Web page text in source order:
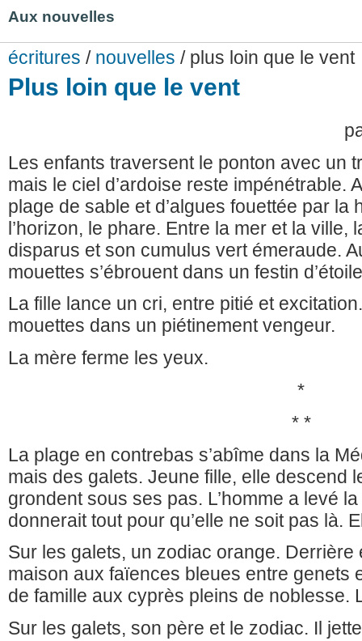
Aux nouvelles
écritures / nouvelles / plus loin que le vent
Plus loin que le vent
Les enfants traversent le ponton avec un
mais le ciel d’ardoise reste impénétrable.
plage de sable et d’algues fouettée par la
l’horizon, le phare. Entre la mer et la ville,
disparus et son cumulus vert émeraude.
mouettes s’ébrouent dans un festin
La fille lance un cri, entre pitié et
mouettes dans un piétinement vengeur.
La mère ferme les yeux.
*
* *
La plage en contrebas s’abîme dans la
mais des galets. Jeune fille, elle descend
grondent sous ses pas. L’homme a levé
donnerait tout pour qu’elle ne soit pas là.
Sur les galets, un zodiac orange. Derrière
maison aux faïences bleues entre genets
de famille aux cyprès pleins de noblesse.
Sur les galets, son père et le zodiac. Il